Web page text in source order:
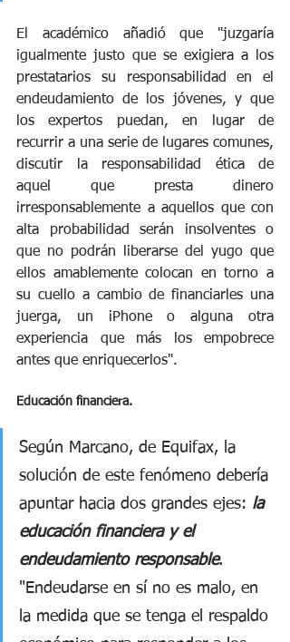
El académico añadió que "juzgaría
igualmente justo que se exigiera a los
prestatarios su responsabilidad en el
endeudamiento de los jóvenes, y que
los expertos puedan, en lugar de
recurrir a una serie de lugares comunes,
discutir la responsabilidad ética de
aquel que presta dinero
irresponsablemente a aquellos que con
alta probabilidad serán insolventes o
que no podrán liberarse del yugo que
ellos amablemente colocan en torno a
su cuello a cambio de financiarles una
juerga, un iPhone o alguna otra
experiencia que más los empobrece
antes que enriquecerlos".
Educación financiera.
Según Marcano, de Equifax, la
solución de este fenómeno debería
apuntar hacia dos grandes ejes: la
educación financiera y el
endeudamiento responsable.
"Endeudarse en sí no es malo, en
la medida que se tenga el respaldo